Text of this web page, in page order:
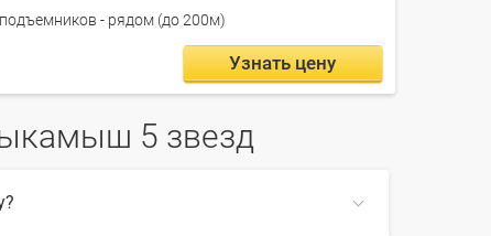
- рядом (до 200м)
Узнать цену
5 звезд